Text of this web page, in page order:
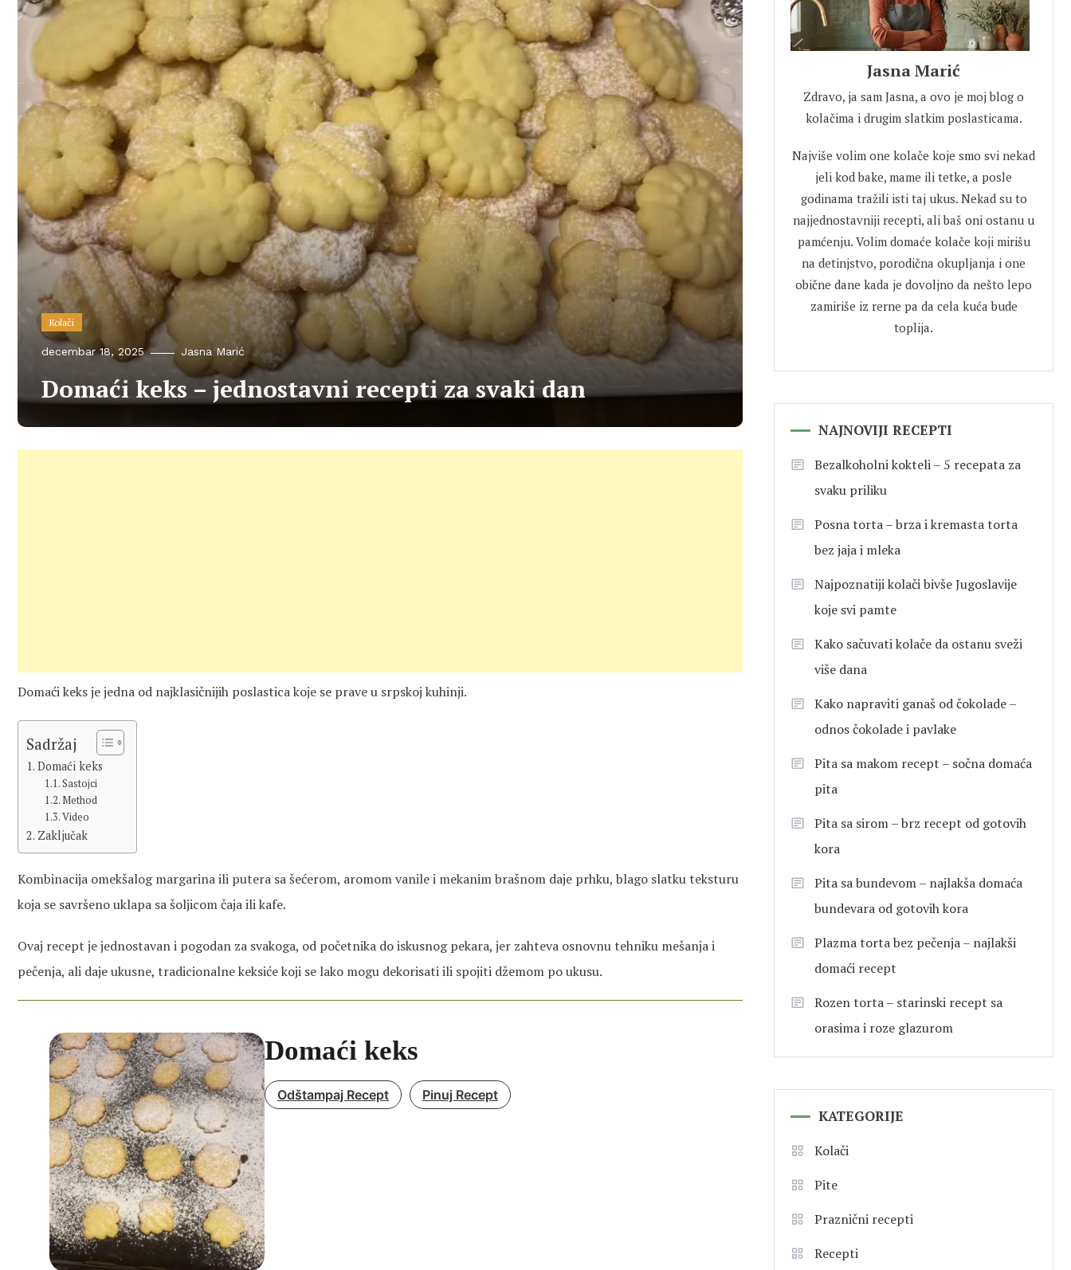
Kolači
decembar 18, 2025 Jasna Marić
Domaći keks – jednostavni recepti za svaki dan
Domaći keks je jedna od najklasičnijih poslastica koje se prave u srpskoj kuhinji.
Sadržaj
Domaći keks
Sastojci
Method
Video
Zaključak
Kombinacija omekšalog margarina ili putera sa šećerom, aromom vanile i mekanim brašnom daje prhku, blago slatku teksturu
koja se savršeno uklapa sa šoljicom čaja ili kafe.
Ovaj recept je jednostavan i pogodan za svakoga, od početnika do iskusnog pekara, jer zahteva osnovnu tehniku mešanja i
pečenja, ali daje ukusne, tradicionalne keksiće koji se lako mogu dekorisati ili spojiti džemom po ukusu.
Domaći keks
Odštampaj Recept Pinuj Recept
Jasna Marić
Zdravo, ja sam Jasna, a ovo je moj blog o
kolačima i drugim slatkim poslasticama.
Najviše volim one kolače koje smo svi nekad
jeli kod bake, mame ili tetke, a posle
godinama tražili isti taj ukus. Nekad su to
najjednostavniji recepti, ali baš oni ostanu u
pamćenju. Volim domaće kolače koji mirišu
na detinjstvo, porodična okupljanja i one
obične dane kada je dovoljno da nešto lepo
zamiriše iz rerne pa da cela kuća bude
toplija.
NAJNOVIJI RECEPTI
Bezalkoholni kokteli – 5 recepata za
svaku priliku
Posna torta – brza i kremasta torta
bez jaja i mleka
Najpoznatiji kolači bivše Jugoslavije
koje svi pamte
Kako sačuvati kolače da ostanu sveži
više dana
Kako napraviti ganaš od čokolade –
odnos čokolade i pavlake
Pita sa makom recept – sočna domaća
pita
Pita sa sirom – brz recept od gotovih
kora
Pita sa bundevom – najlakša domaća
bundevara od gotovih kora
Plazma torta bez pečenja – najlakši
domaći recept
Rozen torta – starinski recept sa
orasima i roze glazurom
KATEGORIJE
Kolači
Pite
Praznični recepti
Recepti